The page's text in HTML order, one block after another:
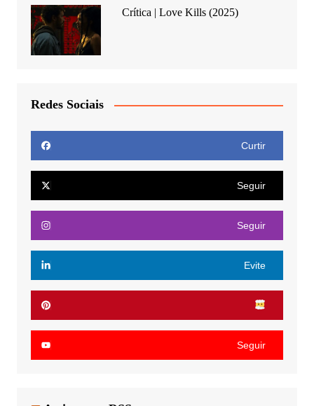
Crítica | Love Kills (2025)
Redes Sociais
Curtir
Seguir
Seguir
Evite
Seguir